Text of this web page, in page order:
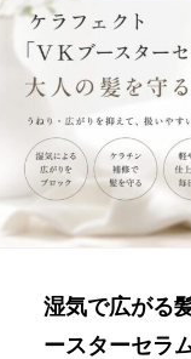
湿気で広がる
ースターセラ